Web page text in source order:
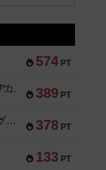
574 PT
389 PT
リワイルド：サウスアメリカ
378 PT
アンダー・ザ・テーブラー
133 PT